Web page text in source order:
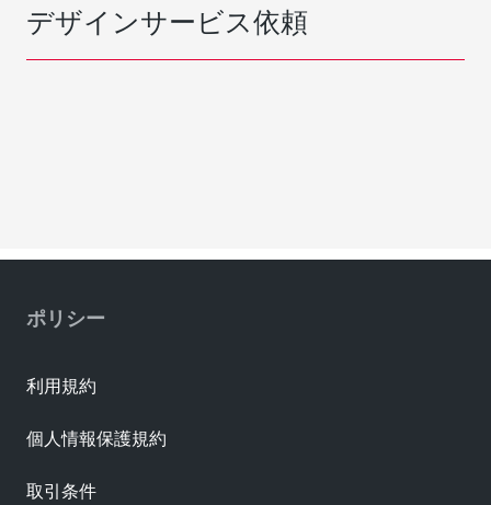
デザインサービス依頼
ポリシー
利用規約
個人情報保護規約
取引条件